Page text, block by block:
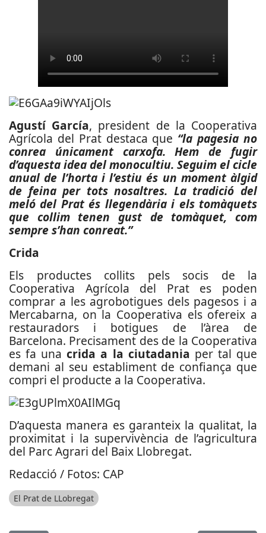
Agustí García, president de la Cooperativa
Agrícola del Prat destaca que “la pagesia no
conrea únicament carxofa. Hem de fugir
d’aquesta idea del monocultiu. Seguim el cicle
anual de l’horta i l’estiu és un moment àlgid
de feina per tots nosaltres. La tradició del
meló del Prat és llegendària i els tomàquets
que collim tenen gust de tomàquet, com
sempre s’han conreat.”
Crida
Els productes collits pels socis de la
Cooperativa Agrícola del Prat es poden
comprar a les agrobotigues dels pagesos i a
Mercabarna, on la Cooperativa els ofereix a
restauradors i botigues de l’àrea de
Barcelona. Precisament des de la Cooperativa
es fa unacrida a la ciutadania per tal que
demani al seu establiment de confiança que
compri el producte a la Cooperativa.
D’aquesta manera es garanteix la qualitat, la
proximitat i la supervivència de l’agricultura
del Parc Agrari del Baix Llobregat.
Redacció / Fotos: CAP
El Prat de LLobregat